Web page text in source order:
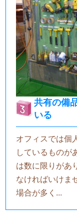
共有の備
いる
オフィスでは個
しているものが
は数に限りがあ
なければいけま
場合が多く...